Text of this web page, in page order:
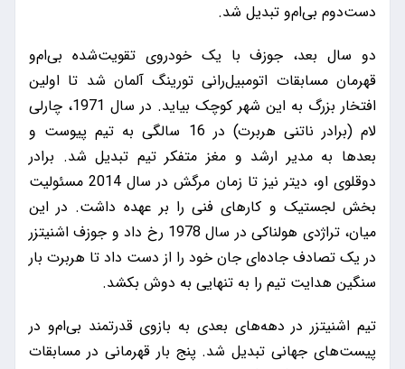
دست‌دوم بی‌ام‌و تبدیل شد.
دو سال بعد، جوزف با یک خودروی تقویت‌شده بی‌ام‌و
قهرمان مسابقات اتومبیل‌رانی تورینگ آلمان شد تا اولین
افتخار بزرگ به این شهر کوچک بیاید. در سال 1971، چارلی
لام (برادر ناتنی هربرت) در 16 سالگی به تیم پیوست و
بعدها به مدیر ارشد و مغز متفکر تیم تبدیل شد. برادر
دوقلوی او، دیتر نیز تا زمان مرگش در سال 2014 مسئولیت
بخش لجستیک و کارهای فنی را بر عهده داشت. در این
میان، تراژدی هولناکی در سال 1978 رخ داد و جوزف اشنیتزر
در یک تصادف جاده‌ای جان خود را از دست داد تا هربرت بار
سنگین هدایت تیم را به تنهایی به دوش بکشد.
تیم اشنیتزر در دهه‌های بعدی به بازوی قدرتمند بی‌ام‌و در
پیست‌های جهانی تبدیل شد. پنج بار قهرمانی در مسابقات